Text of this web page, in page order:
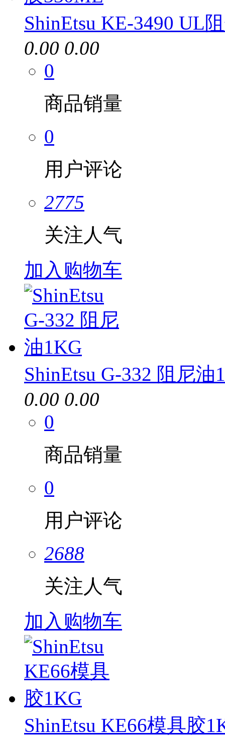
ShinEtsu KE-3490 UL
0.00 0.00
0
商品销量
0
用户评论
2775
关注人气
加入购物车
ShinEtsu G-332 阻尼油
0.00 0.00
0
商品销量
0
用户评论
2688
关注人气
加入购物车
ShinEtsu KE66模具胶